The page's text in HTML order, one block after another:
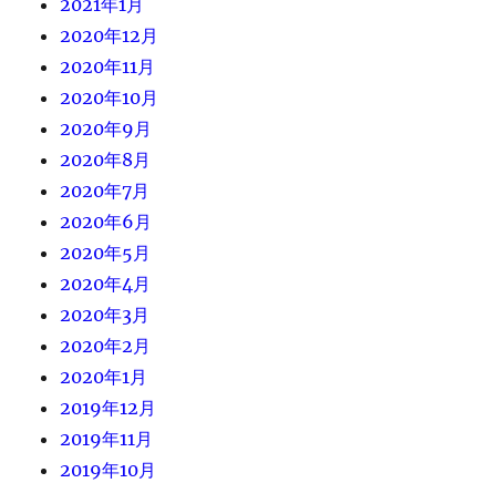
2021年1月
2020年12月
2020年11月
2020年10月
2020年9月
2020年8月
2020年7月
2020年6月
2020年5月
2020年4月
2020年3月
2020年2月
2020年1月
2019年12月
2019年11月
2019年10月